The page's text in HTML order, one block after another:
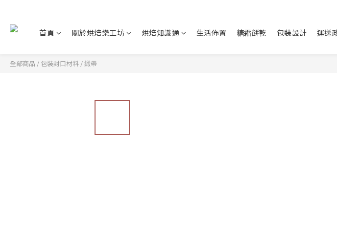
首頁 關於烘焙樂工坊 烘焙知識通 生活佈置 糖霜餅乾 包裝設計 運送
全部商品 / 包裝封口材料 /緞帶